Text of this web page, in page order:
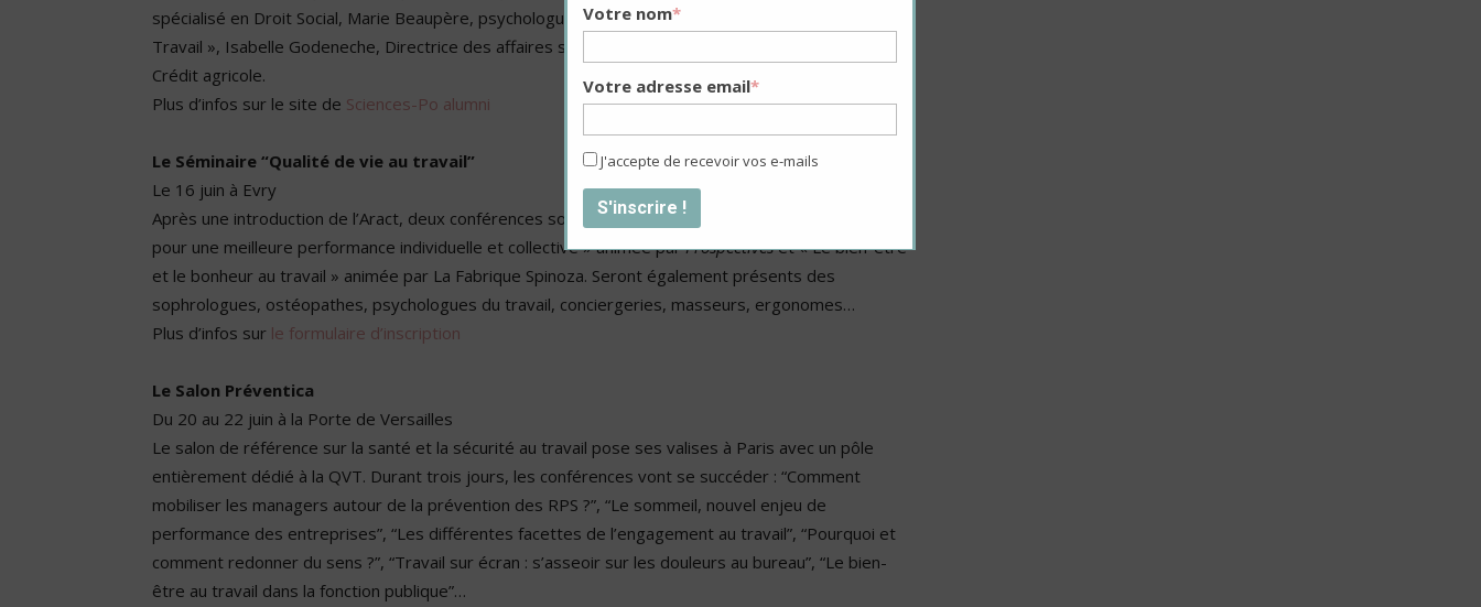
spécialisé en Droit Social, Marie Beaupère, psychologue du travail membre du réseau « Souffrance &
Travail », Isabelle Godeneche, Directrice des affaires sociales au sein de la Fédération nationale du
Crédit agricole.
Plus d’infos sur le site de Sciences-Po alumni
Le Séminaire “Qualité de vie au travail”
Le 16 juin à Evry
Après une introduction de l’Aract, deux conférences sont programmées : « Mieux vivre au travail
pour une meilleure performance individuelle et collective » animée parProspectiveset « Le bien-être
et le bonheur au travail » animée par La Fabrique Spinoza. Seront également présents des
sophrologues, ostéopathes, psychologues du travail, conciergeries, masseurs, ergonomes…
Plus d’infos sur le formulaire d’inscription
Le Salon Préventica
Du 20 au 22 juin à la Porte de Versailles
Le salon de référence sur la santé et la sécurité au travail pose ses valises à Paris avec un pôle
entièrement dédié à la QVT. Durant trois jours, les conférences vont se succéder : “Comment
mobiliser les managers autour de la prévention des RPS ?”, “Le sommeil, nouvel enjeu de
performance des entreprises”, “Les différentes facettes de l’engagement au travail”, “Pourquoi et
comment redonner du sens ?”, “Travail sur écran : s’asseoir sur les douleurs au bureau”, “Le bien-
être au travail dans la fonction publique”…
Votre nom*
Votre adresse email*
J'accepte de recevoir vos e-mails